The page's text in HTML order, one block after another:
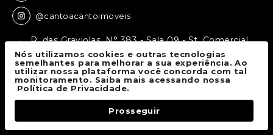
@cantoacantoimoveis
R. das Graviolas, N° 383 - Sala 09 - St. Comercial,
Sinop - MT, 78550-136
Canto a Canto Imóveis© 2026.
Todos os direitos reservados.
Nós utilizamos cookies e outras tecnologias
semelhantes para melhorar a sua experiência. Ao
utilizar nossa plataforma você concorda com tal
monitoramento. Saiba mais acessando nossa
Política de Privacidade.
Prosseguir